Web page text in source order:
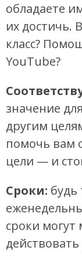
обладаете
их достичь.
класс?
YouTube?
значение
другим
помочь вам
цели — и
Сроки: будь
сроки могут